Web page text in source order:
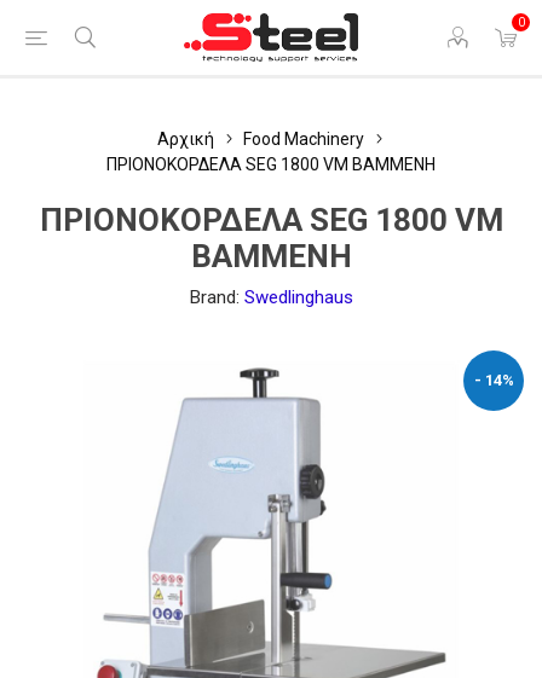
0
Αρχική
Food Machinery
ΠΡΙΟΝΟΚΟΡΔΕΛΑ SEG 1800 VM ΒΑΜΜΕΝΗ
ΠΡΙΟΝΟΚΟΡΔΕΛΑ SEG 1800 VM
ΒΑΜΜΕΝΗ
Brand: Swedlinghaus
- 14%